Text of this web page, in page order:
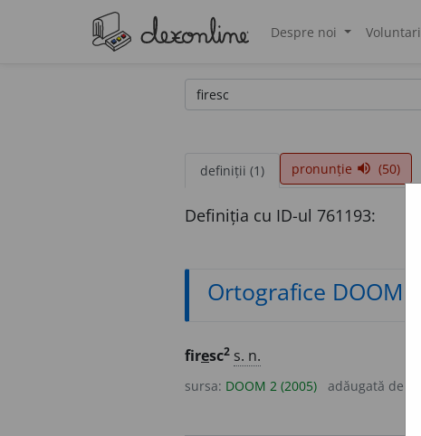
Despre noi Voluntari
definiții (1) pronunție volume_up (50)
Definiția cu ID-ul 761193:
Ortografice DOOM
firesc2 s. n.
sursa: DOOM 2 (2005) adăugată de